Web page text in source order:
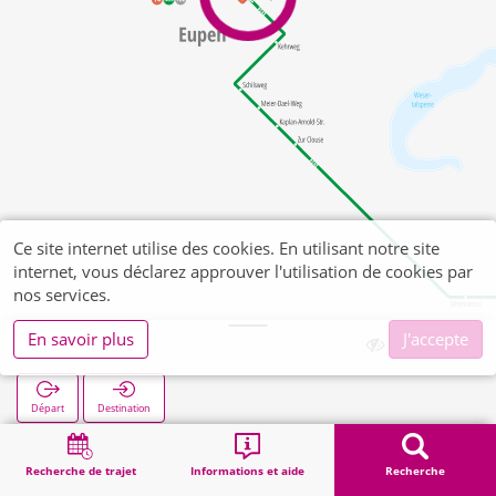
Recherche de trajet Informations et aide Recherche
Werthplatz
Départ Destination
Démarrage Recherche
Ce site internet utilise des cookies. En utilisant notre site
internet, vous déclarez approuver l'utilisation de cookies par
nos services.
En savoir plus
J'accepte